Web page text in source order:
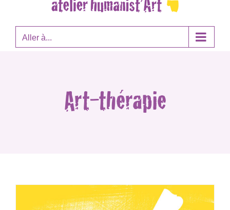
Aller à...
Art-thérapie